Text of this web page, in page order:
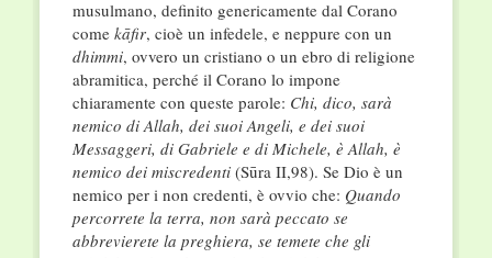
musulmano, definito genericamente dal Corano
come kāfir, cioè un infedele, e neppure con un
dhimmi, ovvero un cristiano o un ebro di religione
abramitica, perché il Corano lo impone
chiaramente con queste parole: Chi, dico, sarà
nemico di Allah, dei suoi Angeli, e dei suoi
Messaggeri, di Gabriele e di Michele, è Allah, è
nemico dei miscredenti (Sūra II,98). Se Dio è un
nemico per i non credenti, è ovvio che: Quando
percorrete la terra, non sarà peccato se
abbrevierete la preghiera, se temete che gli